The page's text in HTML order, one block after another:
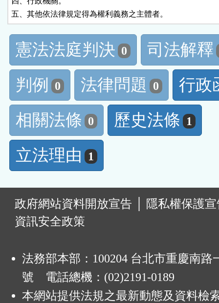
五、其他依法律規定得為權利義務之主體者。
憲法法庭判決 0
司法解釋
判例
0 法律問題 0
行政
相關法條 0 歷史法條 1
立法理由 1
政府網站資料開放宣告
隱私權保護
資訊安全政策
法務部本部：100204 台北市重慶南路
號 電話總機：(02)2191-0189
本網站提供法規之最新動態及資料檢